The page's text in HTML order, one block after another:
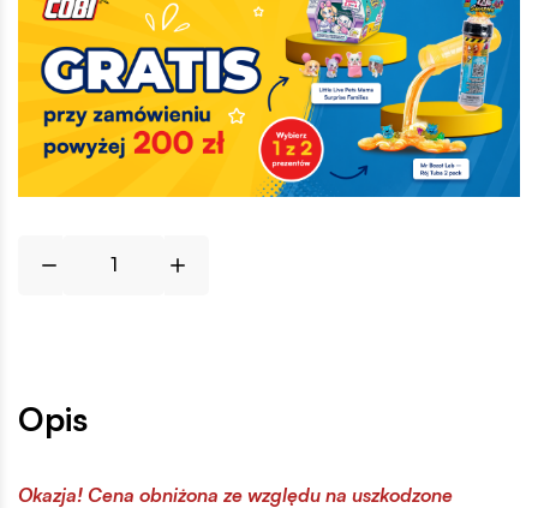
Opis
Okazja! Cena obniżona ze względu na uszkodzone